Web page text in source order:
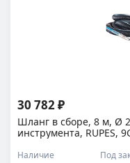
Шланг в сборе, 8 м, Ø
инструмента, RUPES,
Наличие Под
30 782 ₽